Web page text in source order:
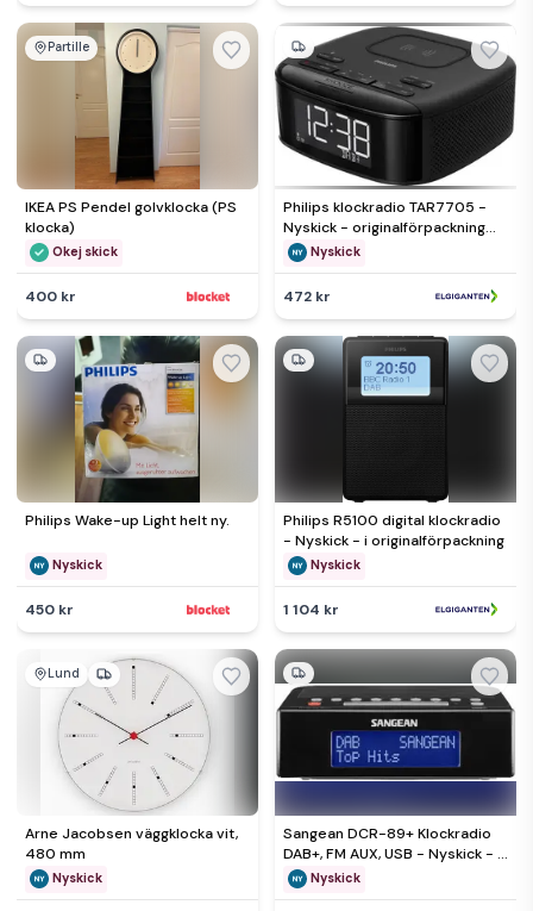
Partille
IKEA PS Pendel golvklocka (PS
klocka)
Okej skick
400 kr
Philips klockradio TAR7705 -
Nyskick - originalförpackning
saknasNyskick
472 kr
Philips Wake-up Light helt ny.
Nyskick
450 kr
Philips R5100 digital klockradio
- Nyskick - i originalförpackning
Nyskick
1 104 kr
Lund
Arne Jacobsen väggklocka vit,
480 mm
Nyskick
Sangean DCR-89+ Klockradio
DAB+, FM AUX, USB - Nyskick - i
originalförpackning
Nyskick